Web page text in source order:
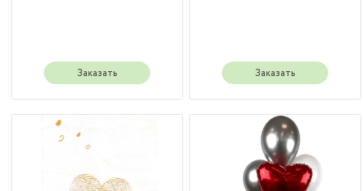
Заказать Заказать